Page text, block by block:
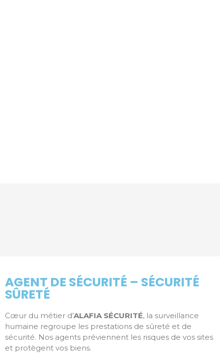
AGENT DE SÉCURITÉ – SÉCURITÉ
SÛRETÉ
Cœur du métier d’ALAFIA SÉCURITÉ, la surveillance
humaine regroupe les prestations de sûreté et de
sécurité. Nos agents préviennent les risques de vos sites
et protègent vos biens.